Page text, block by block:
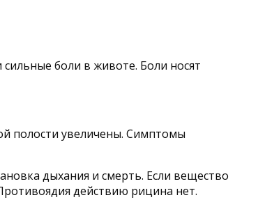
боли в животе. Боли носят
полости увеличены. Симптомы
дыхания и смерть. Если вещество
действию рицина нет.